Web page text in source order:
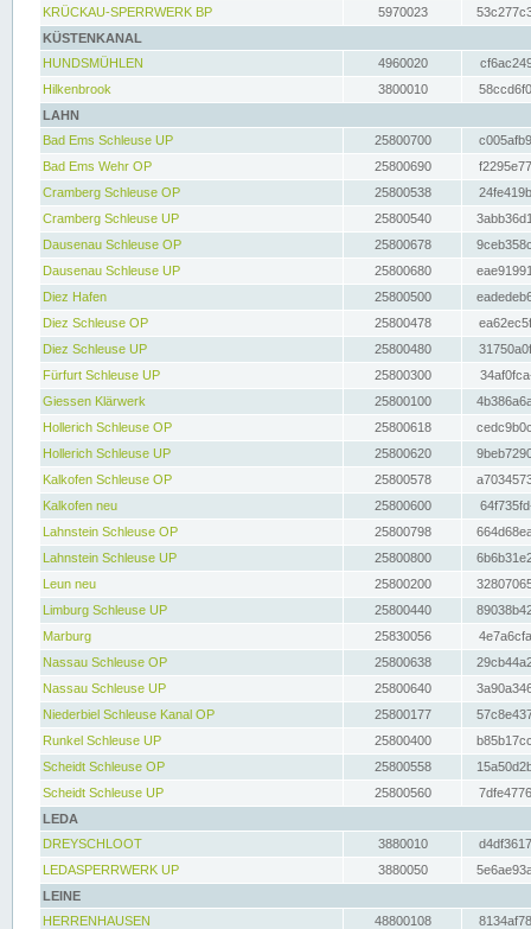
KRÜCKAU-SPERRWERK BP
5970023
KÜSTENKANAL
HUNDSMÜHLEN
4960020
Hilkenbrook
3800010
LAHN
Bad Ems Schleuse UP
25800700
Bad Ems Wehr OP
25800690
Cramberg Schleuse OP
25800538
Cramberg Schleuse UP
25800540
Dausenau Schleuse OP
25800678
Dausenau Schleuse UP
25800680
Diez Hafen
25800500
Diez Schleuse OP
25800478
Diez Schleuse UP
25800480
Fürfurt Schleuse UP
25800300
Giessen Klärwerk
25800100
Hollerich Schleuse OP
25800618
Hollerich Schleuse UP
25800620
Kalkofen Schleuse OP
25800578
Kalkofen neu
25800600
Lahnstein Schleuse OP
25800798
Lahnstein Schleuse UP
25800800
Leun neu
25800200
Limburg Schleuse UP
25800440
Marburg
25830056
Nassau Schleuse OP
25800638
Nassau Schleuse UP
25800640
Niederbiel Schleuse Kanal OP
25800177
Runkel Schleuse UP
25800400
Scheidt Schleuse OP
25800558
Scheidt Schleuse UP
25800560
LEDA
DREYSCHLOOT
3880010
LEDASPERRWERK UP
3880050
LEINE
HERRENHAUSEN
48800108